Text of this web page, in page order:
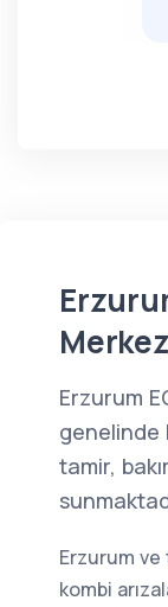
Erzurum
genelinde
tamir,
Erzurum ve
kombi